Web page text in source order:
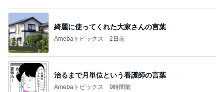
綺麗に使ってくれた大家さんの言葉
Amebaトピックス 2日前
治るまで月単位という看護師の言葉
Amebaトピックス 9時間前